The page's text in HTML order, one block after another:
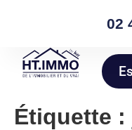
02
Étiquette :